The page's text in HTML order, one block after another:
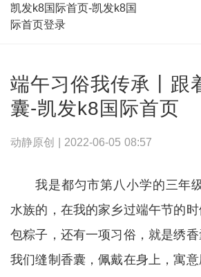
凯发k8国际首页-凯发k8国
际首页登录
端午习俗我传承丨跟
囊-凯发k8国际首页
动静原创 | 2022-06-05 08:57
我是都匀市第八小学的三年
水族的，在我的家乡过端午节的时
包粽子，还有一项习俗，就是绣
我们缝制香囊，佩戴在身上，寓